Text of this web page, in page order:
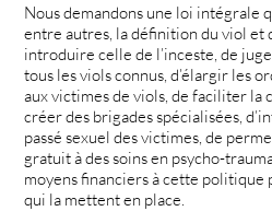
Nous demandons une loi intégrale
entre autres, la définition du viol et
introduire celle de l’inceste, de
tous les viols connus, d’élargir les
aux victimes de viols, de faciliter la
créer des brigades spécialisées,
passé sexuel des victimes, de
gratuit à des soins en psycho-
moyens financiers à cette politique
qui la mettent en place.